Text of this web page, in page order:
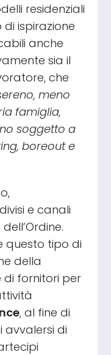
residenziali
ispirazione
anche
sia il
che
meno
famiglia,
soggetto a
boreout e
e canali
questo tipo di
della
di fornitori per
, al fine di
avvalersi di